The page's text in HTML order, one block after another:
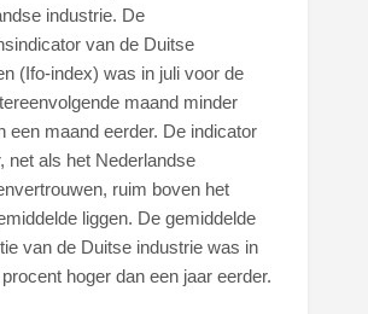
industrie. De
van de Duitse
(Ifo-index) was in juli voor de
maand minder
een maand eerder. De indicator
net als het Nederlandse
ruim boven het
liggen. De gemiddelde
van de Duitse industrie was in
hoger dan een jaar eerder.